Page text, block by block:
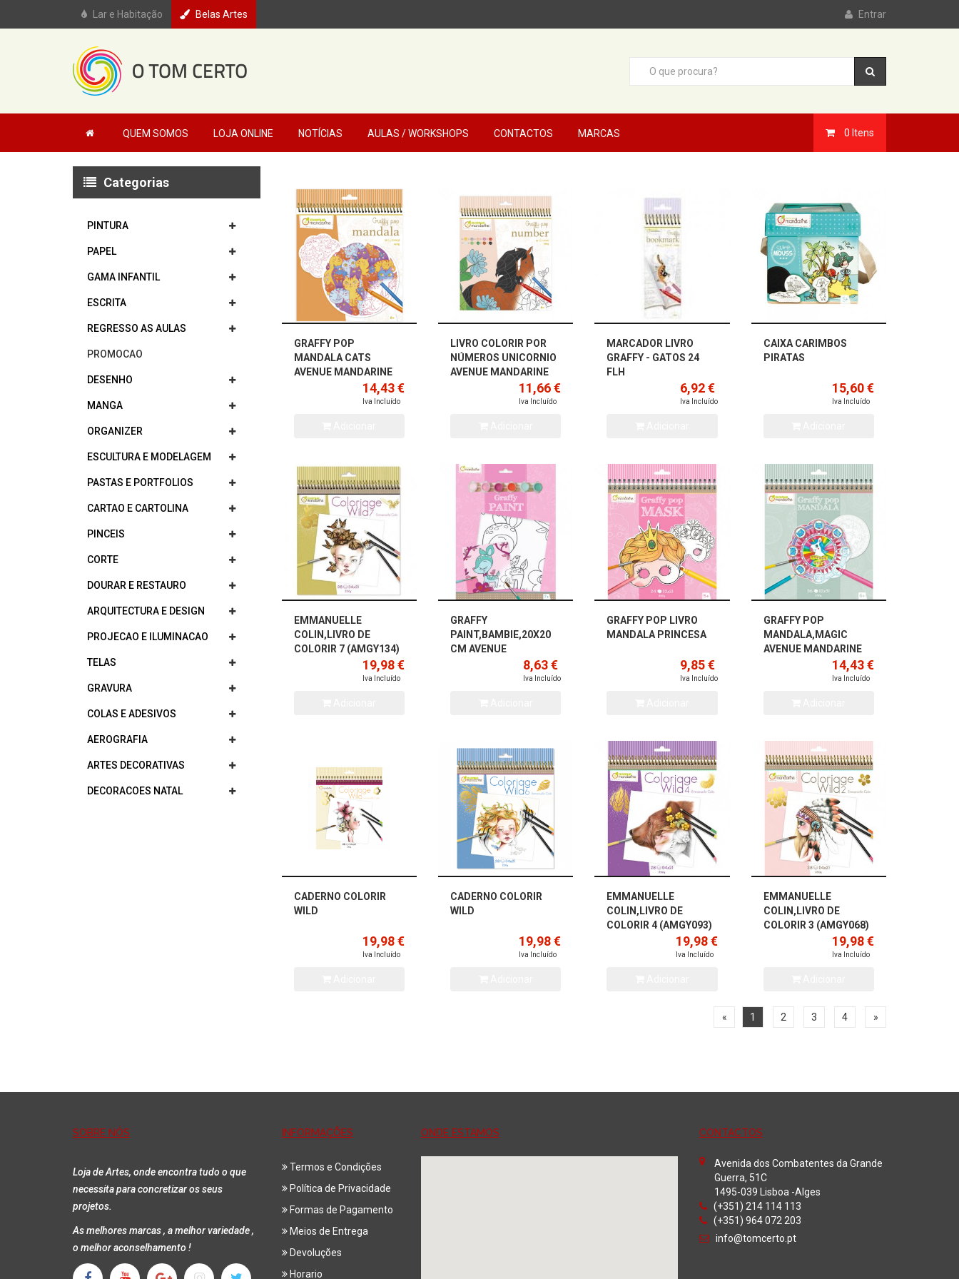
Lar e Habitação Belas Artes Entrar
QUEM SOMOS LOJA ONLINE NOTÍCIAS AULAS / WORKSHOPS CONTACTOS MARCAS 0 Itens
Categorias
PINTURA
PAPEL
GAMA INFANTIL
ESCRITA
REGRESSO AS AULAS
PROMOCAO
DESENHO
MANGA
ORGANIZER
ESCULTURA E MODELAGEM
PASTAS E PORTFOLIOS
CARTAO E CARTOLINA
PINCEIS
CORTE
DOURAR E RESTAURO
ARQUITECTURA E DESIGN
PROJECAO E ILUMINACAO
TELAS
GRAVURA
COLAS E ADESIVOS
AEROGRAFIA
ARTES DECORATIVAS
DECORACOES NATAL
GRAFFY POP
MANDALA CATS
AVENUE MANDARINE
14,43 €
Iva Incluído
LIVRO COLORIR POR
NÚMEROS UNICORNIO
AVENUE MANDARINE
11,66 €
Iva Incluído
MARCADOR LIVRO
GRAFFY - GATOS 24
FLH
6,92 €
Iva Incluído
CAIXA CARIMBOS
PIRATAS
15,60 €
Iva Incluído
EMMANUELLE
COLIN,LIVRO DE
COLORIR 7 (AMGY134)
19,98 €
Iva Incluído
GRAFFY
PAINT,BAMBIE,20X20
CM AVENUE
8,63 €
Iva Incluído
GRAFFY POP LIVRO
MANDALA PRINCESA
9,85 €
Iva Incluído
GRAFFY POP
MANDALA,MAGIC
AVENUE MANDARINE
14,43 €
Iva Incluído
CADERNO COLORIR
WILD
19,98 €
Iva Incluído
CADERNO COLORIR
WILD
19,98 €
Iva Incluído
EMMANUELLE
COLIN,LIVRO DE
COLORIR 4 (AMGY093)
19,98 €
Iva Incluído
EMMANUELLE
COLIN,LIVRO DE
COLORIR 3 (AMGY068)
19,98 €
Iva Incluído
« 1 2 3 4 »
SOBRE NÓS
Loja de Artes, onde encontra tudo o que
necessita para concretizar os seus
projetos.
As melhores marcas , a melhor variedade ,
o melhor aconselhamento !
INFORMAÇÕES
Termos e Condições
Política de Privacidade
Formas de Pagamento
Meios de Entrega
Devoluções
Horario
ONDE ESTAMOS CONTACTOS
Avenida dos Combatentes da Grande
Guerra, 51C
1495-039 Lisboa -Alges
(+351) 214 114 113
(+351) 964 072 203
info@tomcerto.pt